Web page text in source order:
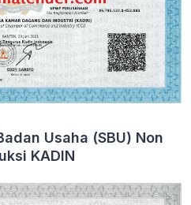
Usaha (SBU) Non
KADIN